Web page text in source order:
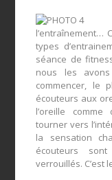
l’entraînement…
types
séance de
nous les
commencer, le
écouteurs aux
l’oreille
tourner vers
la sensation
écouteurs
verrouillés. C’est